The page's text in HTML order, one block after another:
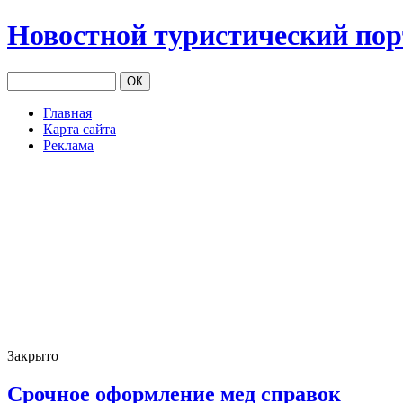
Новостной туристический
Главная
Карта сайта
Реклама
Закрыто
Cрочное оформление мед справок